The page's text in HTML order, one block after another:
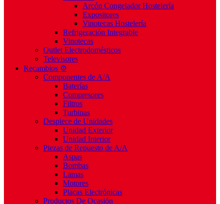
Arcón Congelador Hostelería
Expositores
Vinotecas Hostelería
Refrigeración Integrable
Vinotecas
Outlet Electrodomésticos
Televisores
Recambios ⚙️
Componentes de A/A
Baterías
Compresores
Filtros
Turbinas
Despiece de Unidades
Unidad Exterior
Unidad Interior
Piezas de Repuesto de A/A
Aspas
Bombas
Lamas
Motores
Placas Electrónicas
Productos De Ocasión